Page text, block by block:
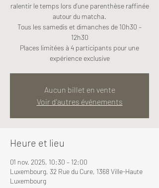
ralentir le temps lors d’une parenthèse raffinée
autour du matcha.
Tous les samedis et dimanches de 10h30 –
12h30
Places limitées à 4 participants pour une
expérience exclusive
Aucun billet en vente
Voir d'autres événements
Heure et lieu
01 nov. 2025, 10:30 – 12:00
Luxembourg, 32 Rue du Cure, 1368 Ville-Haute
Luxembourg